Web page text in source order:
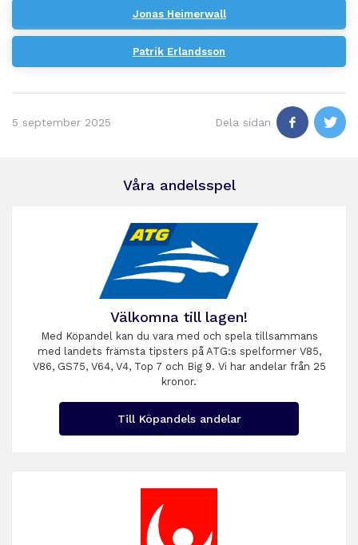
Jonas Heimerwall
Patrik Erlandsson
Dela sidan
5 september 2025
Våra andelsspel
Välkomna till lagen!
Med Köpandel kan du vara med och spela tillsammans
med landets främsta tipsters på ATG:s spelformer V85,
V86, GS75, V64, V4, Top 7 och Big 9. Vi har andelar från 25
kronor.
Till Köpandels andelar